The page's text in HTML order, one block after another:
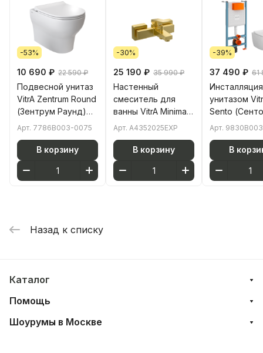
-53%
10 690 ₽ 22 590 ₽
Подвесной унитаз
VitrA Zentrum Round
(Зентрум Раунд)
7786B003-0075
SmoothFlush
(Смусфлаш) белый
санитарный
Арт. 7786B003-0075
В корзину
-30%
25 190 ₽ 35 990 ₽
Настенный
смеситель для
ванны VitrA Minimax
Square (Минимакс
A4352025EXP
однорычажный
брашированное
Арт. A4352025EXP
В корзину
-39%
37 490 ₽ 61
унитазом
Sento
9830B003-
сиденьем
микролифт
Арт.
В
Назад к списку
Каталог
Помощь
Шоурумы в Москве